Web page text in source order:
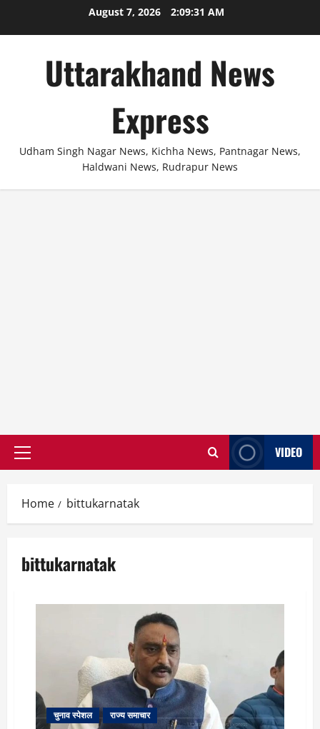
August 7, 2026 2:09:31 AM
Uttarakhand News
Express
Udham Singh Nagar News, Kichha News, Pantnagar News,
Haldwani News, Rudrapur News
Primary
VIDEO
Home bittukarnatak
bittukarnatak
चुनाव स्पेशल राज्य समाचार